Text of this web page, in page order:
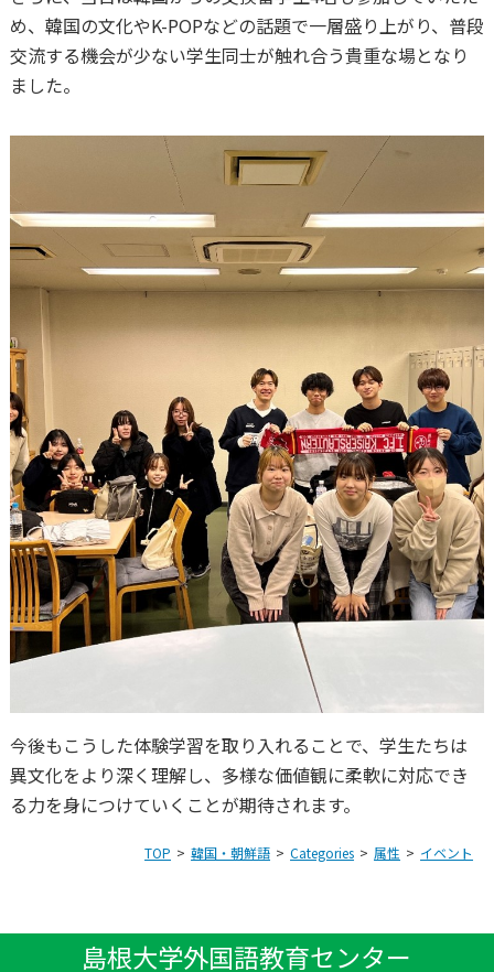
め、韓国の文化やK-POPなどの話題で一層盛り上がり、普段
交流する機会が少ない学生同士が触れ合う貴重な場となり
ました。
今後もこうした体験学習を取り入れることで、学生たちは
異文化をより深く理解し、多様な価値観に柔軟に対応でき
る力を身につけていくことが期待されます。
TOP 韓国・朝鮮語 Categories 属性 イベント
島根大学外国語教育センター